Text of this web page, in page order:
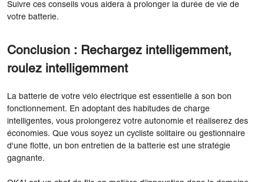
Suivre ces conseils vous aidera à prolonger la durée de vie de
votre batterie.
Conclusion : Rechargez intelligemment,
roulez intelligemment
La batterie de votre vélo électrique est essentielle à son bon
fonctionnement. En adoptant des habitudes de charge
intelligentes, vous prolongerez votre autonomie et réaliserez des
économies. Que vous soyez un cycliste solitaire ou gestionnaire
d'une flotte, un bon entretien de la batterie est une stratégie
gagnante.